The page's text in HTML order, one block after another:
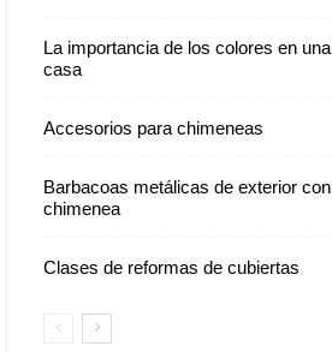
La importancia de los colores en una
casa
Accesorios para chimeneas
Barbacoas metálicas de exterior con
chimenea
Clases de reformas de cubiertas